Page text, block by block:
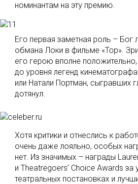
номинантам на эту премию.
Его первая заметная роль – Бог
обмана Локи в фильме «Тор».
его герою вполне
до уровня легенд
или Натали Портман, сыгравших
дотянул.
Хотя критики и отнеслись к
очень даже лояльно, особых
нет. Из значимых – награды
и Theatregoers’ Choice Awards за
театральных постановках и